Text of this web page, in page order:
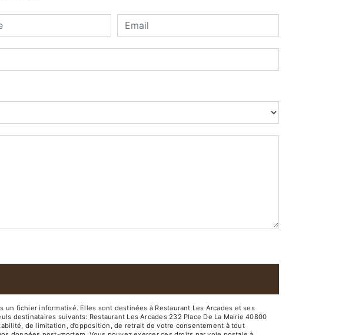
fichier informatisé. Elles sont destinées à Restaurant Les Arcades et ses
destinataires suivants: Restaurant Les Arcades 232 Place De La Mairie 40800
de limitation, d’opposition, de retrait de votre consentement à tout